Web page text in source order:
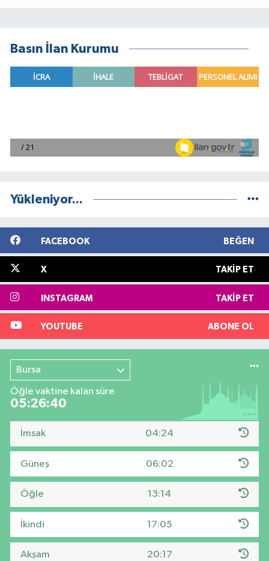
Basın İlan Kurumu
Yükleniyor...
FACEBOOK BEĞEN
X TAKIP ET
INSTAGRAM TAKIP ET
YOUTUBE ABONE OL
Bursa
Öğle vaktine kalan süre
05:26:39
İmsak 04:24
Güneş 06:02
Öğle 13:14
İkindi 17:05
Akşam 20:17